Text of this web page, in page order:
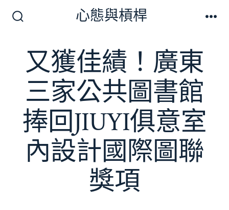
切
開
關
心態與槓桿
又獲佳績！廣東
三家公共圖書館
捧回JIUYI俱意室
內設計國際圖聯
獎項